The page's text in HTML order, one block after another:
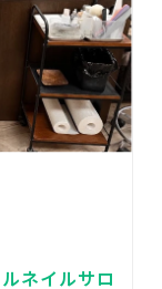
ネイルサロ